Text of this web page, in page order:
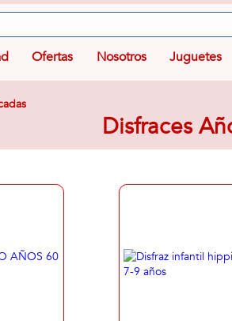
Ofertas Nosotros Juguetes
Disfraces